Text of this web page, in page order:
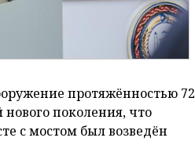
протяжённостью 72
поколения, что
с мостом был возведён